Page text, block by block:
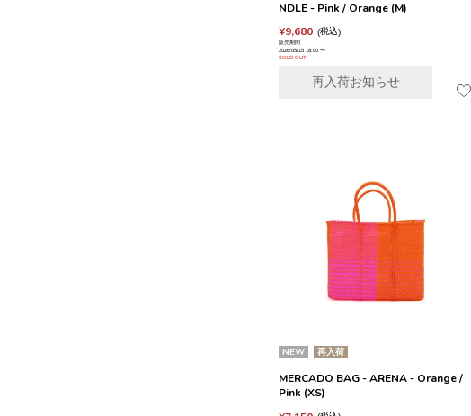
NDLE - Pink / Orange (M)
¥9,680 税込
販売期間
2026/05/15 18:00 〜
SOLD OUT
再入荷お知らせ
NEW 再入荷
MERCADO BAG - ARENA - Orange /
Pink (XS)